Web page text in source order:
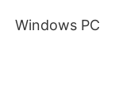
Windows PC